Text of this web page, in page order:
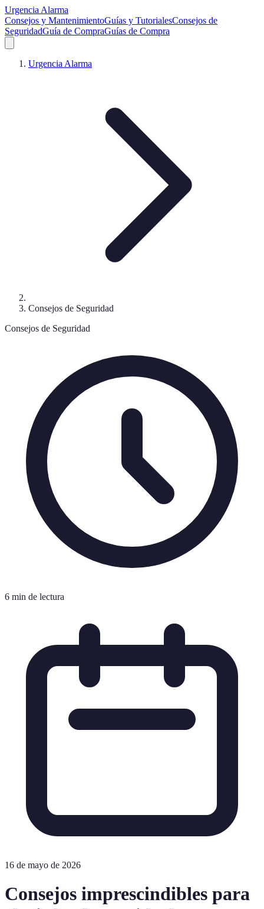
Urgencia Alarma
Consejos y MantenimientoGuías y TutorialesConsejos de
SeguridadGuía de CompraGuías de Compra
Urgencia Alarma
Consejos de Seguridad
Consejos de Seguridad
6 min de lectura
16 de mayo de 2026
Consejos imprescindibles para